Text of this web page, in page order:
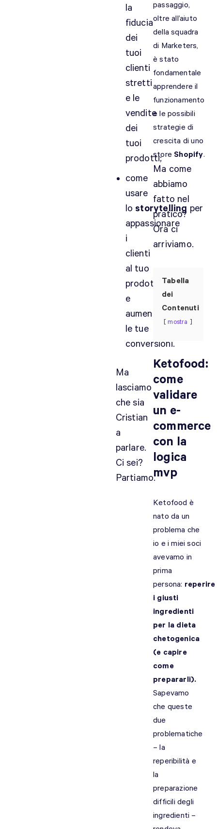
la
fiducia
dei
tuoi
clienti
stretti
e le
vendite
dei
tuoi
prodotti;
come
usare
lo storytelling per
appassionare
i
clienti
al tuo
prodotto
e
aumentare
le tue
conversioni.
Ma
lasciamo
che sia
Cristian
a
parlare.
Ci sei?
Partiamo.
passaggio,
oltre all’aiuto
della squadra
di Marketers,
è stato
fondamentale
apprendere il
funzionamento
e le possibili
strategie di
crescita di uno
store Shopify.
Ma come
abbiamo
fatto nel
pratico?
Ora ci
arriviamo.
Tabella
dei
Contenuti
mostra
Ketofood:
come
validare
un e-
commerce
con la
logica
mvp
Ketofood è
nato da un
problema che
io e i miei soci
avevamo in
prima
persona: reperire
i giusti
ingredienti
per la dieta
chetogenica
(e capire
come
prepararli).
Sapevamo
che queste
due
problematiche
– la
reperibilità e
la
preparazione
difficili degli
ingredienti –